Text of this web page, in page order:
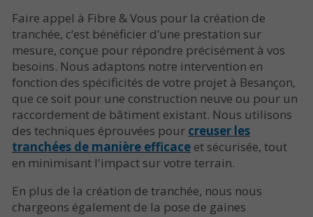
Faire appel à Fibre & Vous pour la création de
tranchée, c’est bénéficier d’une prestation sur
mesure, conçue pour répondre précisément à vos
besoins. Nous adaptons notre intervention en
fonction des spécificités de votre projet à Besançon,
que ce soit pour une construction neuve ou pour un
raccordement de bâtiment existant. Nous utilisons
des techniques éprouvées pour creuser les
tranchées de manière efficace et sécurisée, tout
en minimisant l'impact sur votre terrain.
En plus de la création de tranchée, nous nous
chargeons également de la pose de gaines